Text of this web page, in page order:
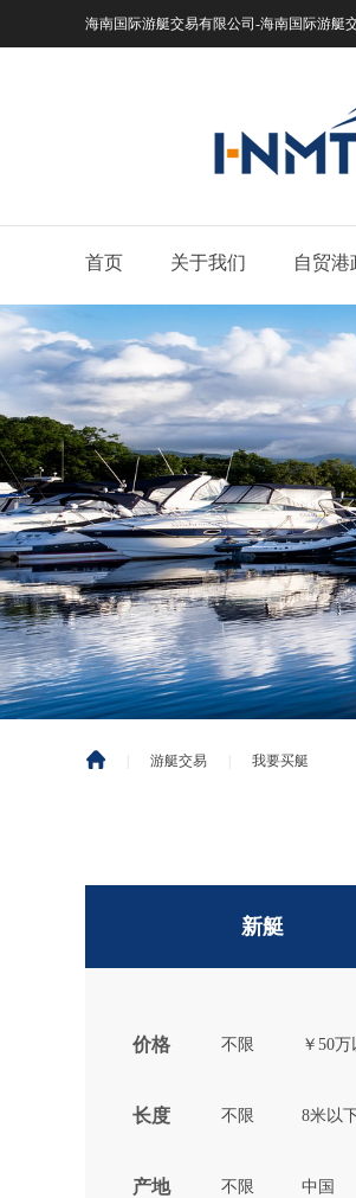
海南国际游艇交易有限公司-海南国际游艇
首页 关于我们 自贸港
游艇交易 我要买艇
新艇
价格 不限 ￥50
长度 不限 8米以
产地 不限 中国